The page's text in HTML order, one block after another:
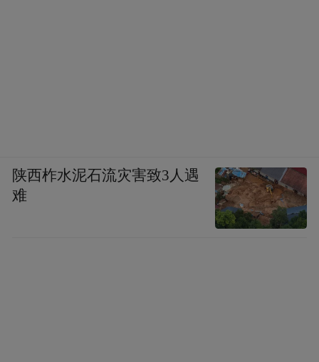
陕西柞水泥石流灾害致3人遇
难